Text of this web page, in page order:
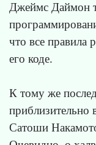
Джеймс Даймон
что все правила
его коде.
К тому же
приблизительно
Сатоши